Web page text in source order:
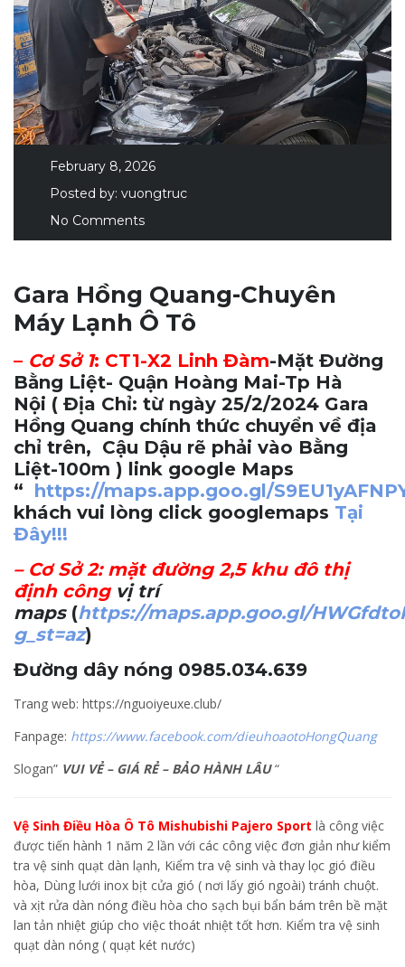
February 8, 2026
Posted by: vuongtruc
No Comments
Gara Hồng Quang-Chuyên
Máy Lạnh Ô Tô
– Cơ Sở 1: CT1-X2 Linh Đàm-Mặt Đường
Bằng Liệt- Quận Hoàng Mai-Tp Hà
Nội ( Địa Chỉ: từ ngày 25/2/2024 Gara
Hồng Quang chính thức chuyển về địa
chỉ trên, Cậu Dậu rẽ phải vào Bằng
Liệt-100m ) link google Maps
“ https://maps.app.goo.gl/
khách vui lòng click googlemaps Tại
Đây!!!
– Cơ Sở 2: mặt đường 2,5 khu đô thị
định côngvị trí
maps(https://maps.app.goo.gl/
g_st=az)
Đường dây nóng 0985.034.639
Trang web: https://nguoiyeuxe.club/
Fanpage: https://www.facebook.com/dieuhoaotoHongQuang
Slogan” VUI VẺ – GIÁ RẺ – BẢO HÀNH LÂU “
Vệ Sinh Điều Hòa Ô Tô Mishubishi Pajero Sport là công việc
được tiến hành 1 năm 2 lần với các công việc đơn giản như kiểm
tra vệ sinh quạt dàn lạnh, Kiểm tra vệ sinh và thay lọc gió điều
hòa, Dùng lưới inox bịt cửa gió ( nơi lấy gió ngoài) tránh chuột.
và xịt rửa dàn nóng điều hòa cho sạch bụi bẩn bám trên bề mặt
lan tản nhiệt giúp cho việc thoát nhiệt tốt hơn. Kiểm tra vệ sinh
quạt dàn nóng ( quạt két nước)